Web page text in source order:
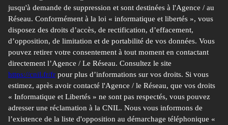
jusqu'à demande de suppression et sont destinées à l'Agence / au
Réseau. Conformément à la loi « informatique et libertés », vous
disposez des droits d’accès, de rectification, d’effacement,
d’opposition, de limitation et de portabilité de vos données. Vous
pouvez retirer votre consentement à tout moment en contactant
directement l’Agence / Le Réseau. Consultez le site
https://cnil.fr/fr pour plus d’informations sur vos droits. Si vous
estimez, après avoir contacté l'Agence / le Réseau, que vos droits
« Informatique et Libertés » ne sont pas respectés, vous pouvez
adresser une réclamation à la CNIL. Nous vous informons de
l’existence de la liste d'opposition au démarchage téléphonique «